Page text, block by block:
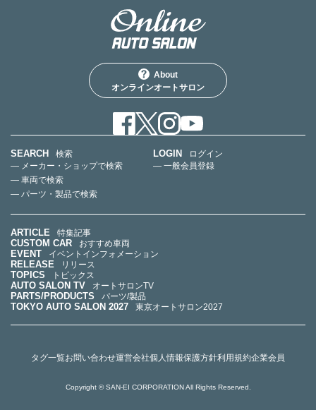
About
オンラインオートサロン
SEARCH
検索
— メーカー・ショップで検索
— 車両で検索
— パーツ・製品で検索
LOGIN
ログイン
— 一般会員登録
ARTICLE 特集記事
CUSTOM CAR おすすめ車両
EVENT イベントインフォメーション
RELEASE リリース
TOPICS トピックス
AUTO SALON TV オートサロンTV
PARTS/PRODUCTS パーツ/製品
TOKYO AUTO SALON 2027 東京オートサロン2027
タグ一覧お問い合わせ運営会社個人情報保護方針利用規約企業会員
Copyright © SAN-EI CORPORATION All Rights Reserved.